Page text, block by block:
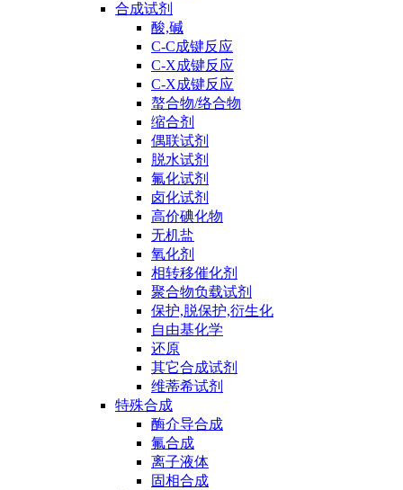
合成试剂
酸,碱
C-C成键反应
C-X成键反应
C-X成键反应
螯合物/络合物
缩合剂
偶联试剂
脱水试剂
氟化试剂
卤化试剂
高价碘化物
无机盐
氧化剂
相转移催化剂
聚合物负载试剂
保护,脱保护,衍生化
自由基化学
还原
其它合成试剂
维蒂希试剂
特殊合成
酶介导合成
氟合成
离子液体
固相合成